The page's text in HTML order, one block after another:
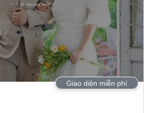
Giao diện miễn phí